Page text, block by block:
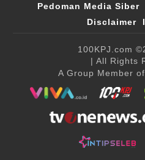
Pedoman Media Siber
Disclaimer
100KPJ.com
| All Rights
A Group Member of